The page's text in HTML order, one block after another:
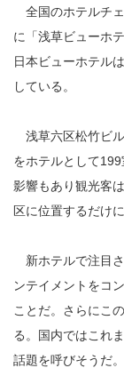
全国のホテルチ
に「浅草ビューホ
日本ビューホテル
している。
浅草六区松竹ビ
をホテルとして
影響もあり観光客
区に位置するだけ
新ホテルで注目
ンテイメントをコ
ことだ。さらにこ
る。国内ではこれ
話題を呼びそうだ。